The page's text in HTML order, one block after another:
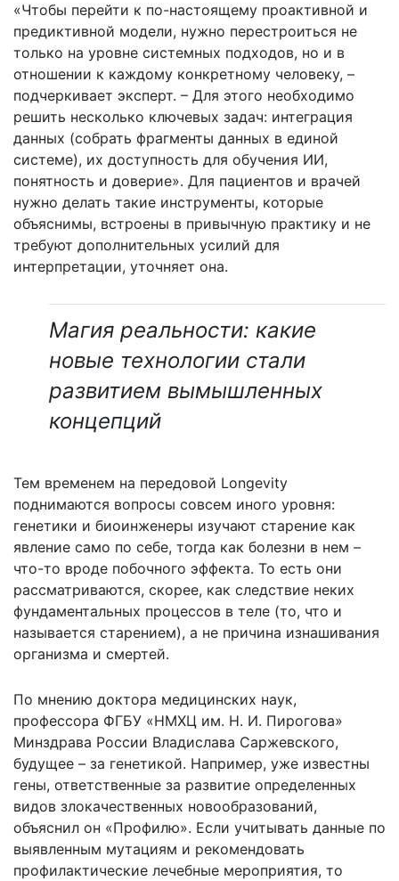
«Чтобы перейти к по-настоящему проактивной и
предиктивной модели, нужно перестроиться не
только на уровне системных подходов, но и в
отношении к каждому конкретному человеку, –
подчеркивает эксперт. – Для этого необходимо
решить несколько ключевых задач: интеграция
данных (собрать фрагменты данных в единой
системе), их доступность для обучения ИИ,
понятность и доверие». Для пациентов и врачей
нужно делать такие инструменты, которые
объяснимы, встроены в привычную практику и не
требуют дополнительных усилий для
интерпретации, уточняет она.
Магия реальности: какие
новые технологии стали
развитием вымышленных
концепций
Тем временем на передовой Longevity
поднимаются вопросы совсем иного уровня:
генетики и биоинженеры изучают старение как
явление само по себе, тогда как болезни в нем –
что-то вроде побочного эффекта. То есть они
рассматриваются, скорее, как следствие неких
фундаментальных процессов в теле (то, что и
называется старением), а не причина изнашивания
организма и смертей.
По мнению доктора медицинских наук,
профессора ФГБУ «НМХЦ им. Н. И. Пирогова»
Минздрава России Владислава Саржевского,
будущее – за генетикой. Например, уже известны
гены, ответственные за развитие определенных
видов злокачественных новообразований,
объяснил он «Профилю». Если учитывать данные по
выявленным мутациям и рекомендовать
профилактические лечебные мероприятия, то